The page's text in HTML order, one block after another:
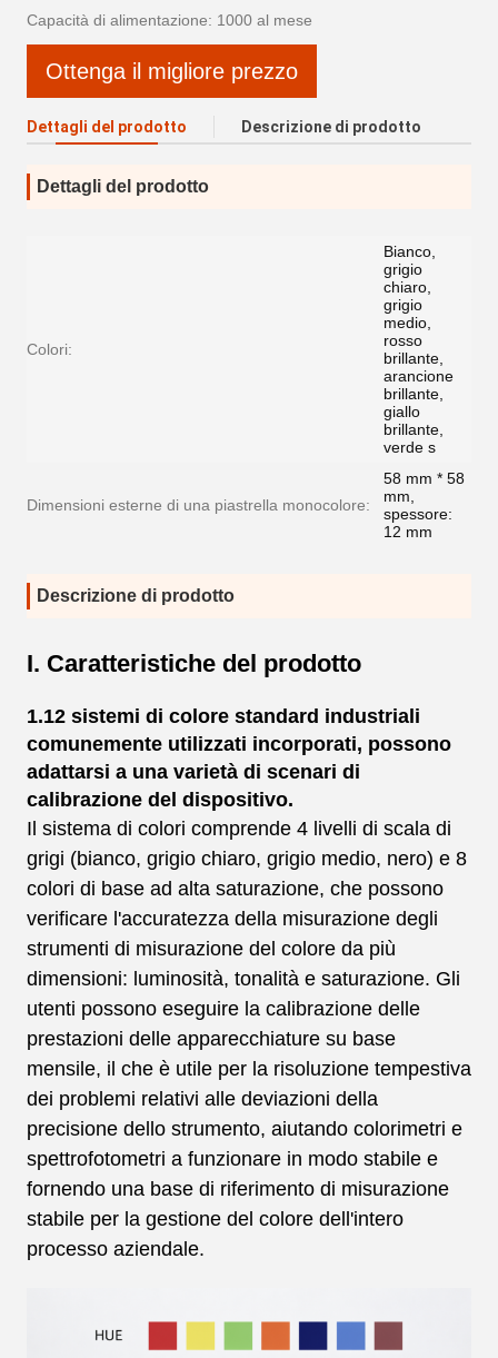
Capacità di alimentazione: 1000 al mese
Ottenga il migliore prezzo
Dettagli del prodotto Descrizione di prodotto
Dettagli del prodotto
Colori:
Bianco,
grigio
chiaro,
grigio
medio,
rosso
brillante,
arancione
brillante,
giallo
brillante,
verde s
Dimensioni esterne di una piastrella monocolore:
58 mm * 58
mm,
spessore:
12 mm
Descrizione di prodotto
I. Caratteristiche del prodotto
1.12 sistemi di colore standard industriali
comunemente utilizzati incorporati, possono
adattarsi a una varietà di scenari di
calibrazione del dispositivo.
Il sistema di colori comprende 4 livelli di scala di
grigi (bianco, grigio chiaro, grigio medio, nero) e 8
colori di base ad alta saturazione, che possono
verificare l'accuratezza della misurazione degli
strumenti di misurazione del colore da più
dimensioni: luminosità, tonalità e saturazione. Gli
utenti possono eseguire la calibrazione delle
prestazioni delle apparecchiature su base
mensile, il che è utile per la risoluzione tempestiva
dei problemi relativi alle deviazioni della
precisione dello strumento, aiutando colorimetri e
spettrofotometri a funzionare in modo stabile e
fornendo una base di riferimento di misurazione
stabile per la gestione del colore dell'intero
processo aziendale.